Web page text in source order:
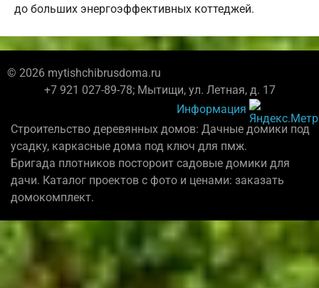
до больших энергоэффективных коттеджей.
© 2026 mytishchibrusdoma.ru
+7 921 027-89-78; Мытищи, ул. Летная, д. 17
Информация
Строительство деревянных домов: Дачные домики под
усадку, каркасные дома под ключ для пмж.
Бригада плотников постороит садовые домики для
дачи. Каталог проектов с фото и ценами: заказать
домокомплект.